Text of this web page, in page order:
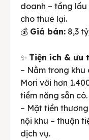
doanh – tầng
cho thuê lại.
💰 Giá bán: 8,3
✨ Tiện ích & ưu
– Nằm trong khu
Mori với hơn
tiềm năng sẵn có.
– Mặt tiền
nội khu – thuận
dịch vụ.